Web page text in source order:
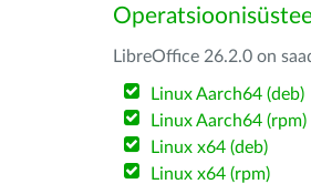
LibreOffice 26.2.0 on
Linux Aarch64 (deb)
Linux Aarch64 (rpm)
Linux x64 (deb)
Linux x64 (rpm)